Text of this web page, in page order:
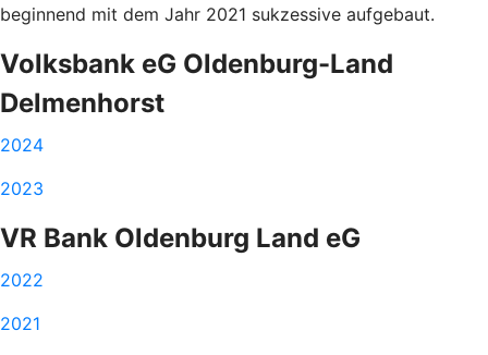
beginnend mit dem Jahr 2021 sukzessive aufgebaut.
Volksbank eG Oldenburg-Land
Delmenhorst
2024
2023
VR Bank Oldenburg Land eG
2022
2021